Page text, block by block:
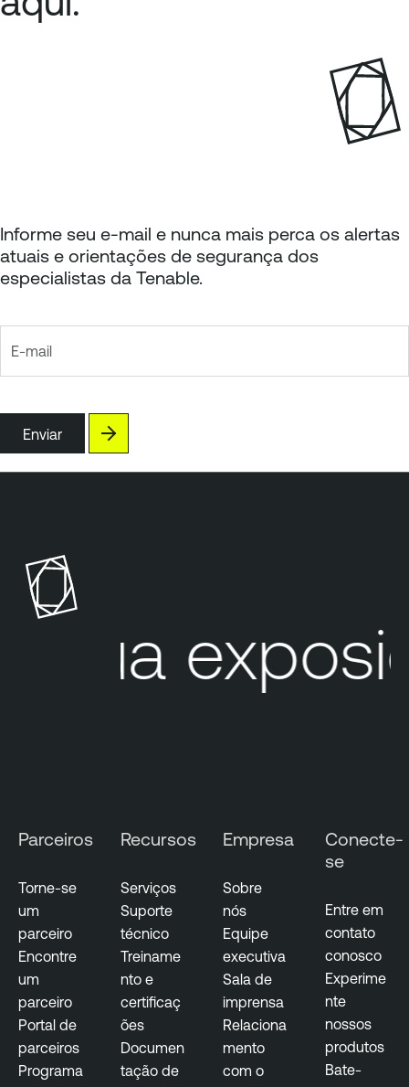
t
n
a
Informe seu e-mail e nunca mais perca os alertas
atuais e orientações de segurança dos
especialistas da Tenable.
E-mail
Enviar
Parceiros
Torne-se
um
parceiro
Encontre
um
parceiro
Portal de
parceiros
Programa
Recursos
Serviços
Suporte
técnico
Treiname
nto e
certificaç
ões
Documen
tação de
Empresa
Sobre
nós
Equipe
executiva
Sala de
imprensa
Relaciona
mento
com o
Conecte-
se
Entre em
contato
conosco
Experime
nte
nossos
produtos
Bate-